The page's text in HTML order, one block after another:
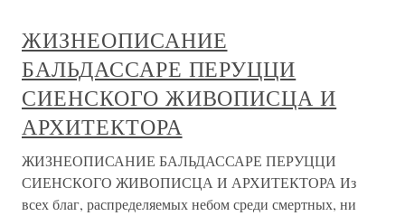
ЖИЗНЕОПИСАНИЕ
БАЛЬДАССАРЕ ПЕРУЦЦИ
СИЕНСКОГО ЖИВОПИСЦА И
АРХИТЕКТОРА
ЖИЗНЕОПИСАНИЕ БАЛЬДАССАРЕ ПЕРУЦЦИ
СИЕНСКОГО ЖИВОПИСЦА И АРХИТЕКТОРА Из
всех благ, распределяемых небом среди смертных, ни